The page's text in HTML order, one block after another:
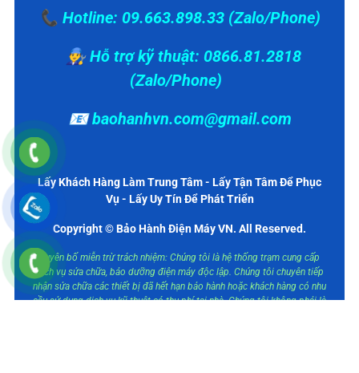
📞 Hotline: 09.663.898.33 (Zalo/Phone)
👨‍🔧 Hỗ trợ kỹ thuật: 0866.81.2818
(Zalo/Phone)
📧 baohanhvn.com@gmail.com
Lấy Khách Hàng Làm Trung Tâm - Lấy Tận Tâm Để Phục
Vụ - Lấy Uy Tín Để Phát Triển
Copyright © Bảo Hành Điện Máy VN. All Reserved.
Tuyên bố miễn trừ trách nhiệm: Chúng tôi là hệ thống trạm cung cấp
dịch vụ sửa chữa, bảo dưỡng điện máy độc lập. Chúng tôi chuyên tiếp
nhận sửa chữa các thiết bị đã hết hạn bảo hành hoặc khách hàng có nhu
cầu sử dụng dịch vụ kỹ thuật có thu phí tại nhà. Chúng tôi không phải là